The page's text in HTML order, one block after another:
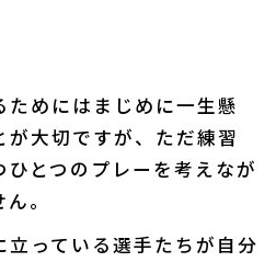
めにはまじめに一生懸
大切ですが、ただ練習
とつのプレーを考えなが
。
っている選手たちが自分